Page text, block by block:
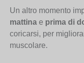
Un altro momento
mattina e prima di
coricarsi, per
muscolare.